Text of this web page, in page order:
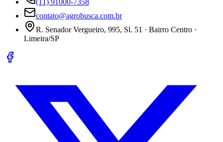
(11) 91000-7358
contato@agrobusca.com.br
R. Senador Vergueiro, 995, Sl. 51 · Bairro Centro ·
Limeira/SP